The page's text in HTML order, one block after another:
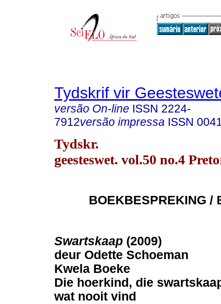
Tydskrif vir
versão On-line ISSN 2224-
7912versão impressa ISSN
Tydskr.
geesteswet. vol.50 no.4
BOEKBESPREKING /
Swartskaap (2009)
deur Odette Schoeman
Kwela Boeke
Die hoerkind, die
wat nooit vind